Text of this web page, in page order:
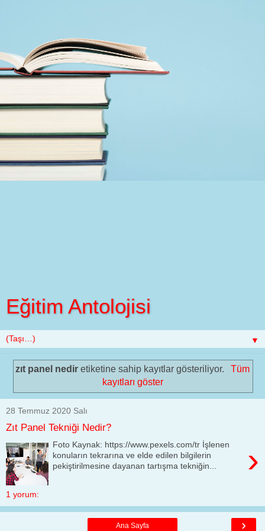
Eğitim Antolojisi
▼
zıt panel nedir etiketine sahip kayıtlar gösteriliyor.
Tüm
kayıtları göster
28 Temmuz 2020 Salı
Zıt Panel Tekniği Nedir?
›
Foto Kaynak: https://www.pexels.com/tr İşlenen
konuların tekrarına ve elde edilen bilgilerin
pekiştirilmesine dayanan tartışma tekniğin...
1 yorum:
›
Ana Sayfa